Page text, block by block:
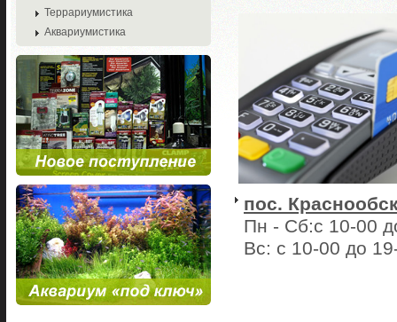
Террариумистика
Аквариумистика
пос.
Пн - Сб:с 10-00
Вс: с 10-00 до